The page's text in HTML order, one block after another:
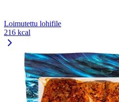
Loimutettu lohifile
216 kcal